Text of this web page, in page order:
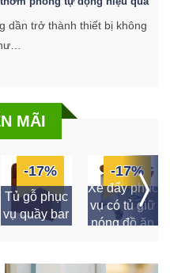
dần trở thành thiết bị không
MÃI
-17%
Tủ gỗ phục
vụ quầy bar
-17%
Xe đẩy phục
vụ có tủ giữ
nóng đồ ăn